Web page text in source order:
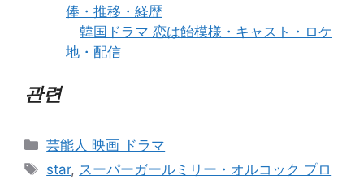
俸・推移・経歴
韓国ドラマ 恋は飴模様・キャスト・ロケ
地・配信
관련
카
테
芸能人 映画 ドラマ
태
star, スーパーガールミリー・オルコック プロ